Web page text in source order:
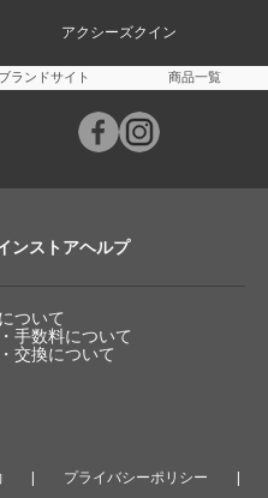
アクシーズクイン
ブランドサイト 商品一覧
ンストアヘルプ
ついて
手数料について
交換について
プライバシーポリシー